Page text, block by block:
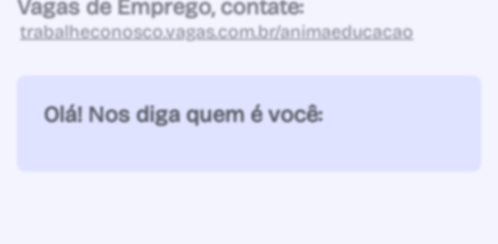
Vagas de Emprego, contate:
trabalheconosco.vagas.com.br/animaeducacao
Olá! Nos diga quem é você: